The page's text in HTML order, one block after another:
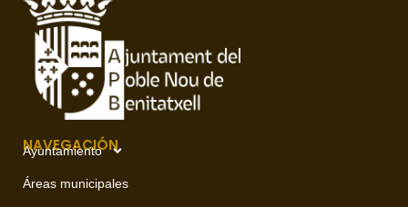
NAVEGACIÓN
Ayuntamiento
Áreas municipales